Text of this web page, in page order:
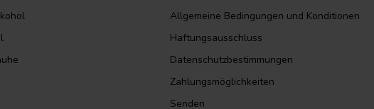
Allgemeine Bedingungen und Konditionen
Haftungsausschluss
Datenschutzbestimmungen
Zahlungsmöglichkeiten
Senden